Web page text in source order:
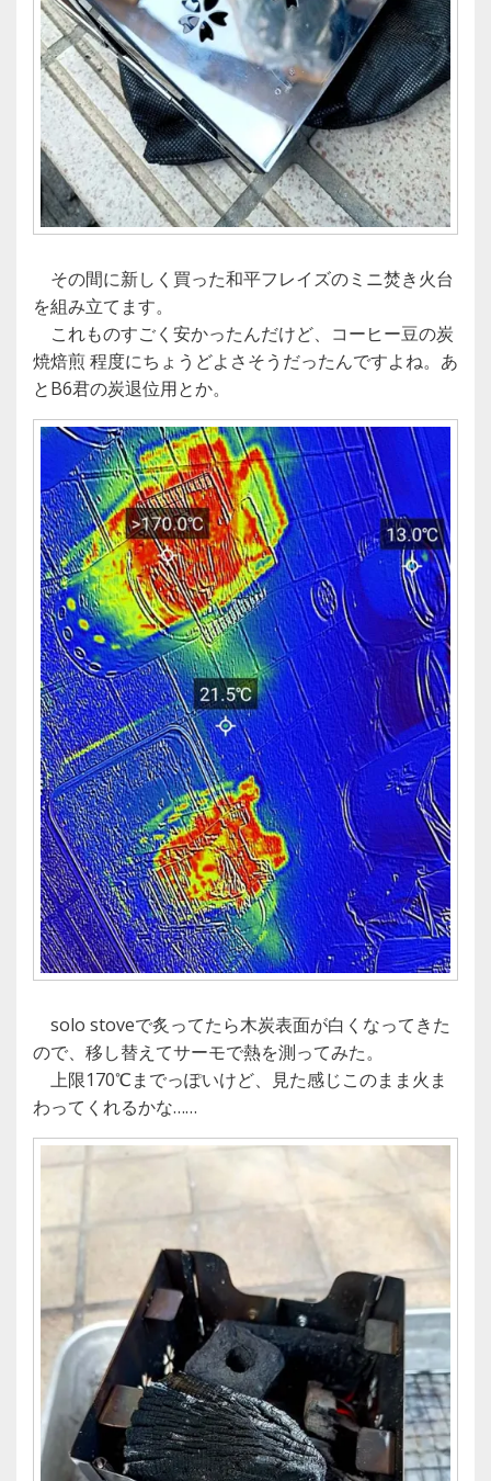
その間に新しく買った和平フレイズのミニ焚き火台
を組み立てます。
これものすごく安かったんだけど、コーヒー豆の炭
焼焙煎 程度にちょうどよさそうだったんですよね。あ
とB6君の炭退位用とか。
solo stoveで炙ってたら木炭表面が白くなってきた
ので、移し替えてサーモで熱を測ってみた。
上限170℃までっぽいけど、見た感じこのまま火ま
わってくれるかな……